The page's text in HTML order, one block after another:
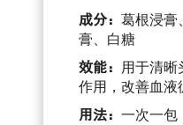
成分： 葛根浸膏
膏、白糖
效能：
用于清晰
作用，改善血液
用法： 一次一包